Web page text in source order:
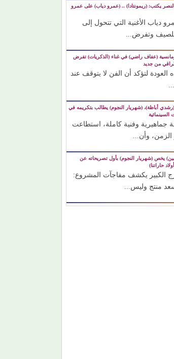
يكتب: (ريمونتادا) .. (عمرو دياب) على عمرو
دياب الأغنية التي تتحول إلى
وتفرض...
(عفاف راضي) في غناء (الذكريات) تفرض
من جديد
العودة لتؤكد أن الفن لا يتوقف عند
أباظة)، (شهريار النجوم) يطالب بتكريمه في
السينمائية
جماهيرية وفنية كاملة، استطاعت
الزمن، وأن...
يخص (شهريار النجوم) بأول تصريحاته عن
حاراتنا)
الكبير يكشف مفاجآت المشروع:
منتج وليس...